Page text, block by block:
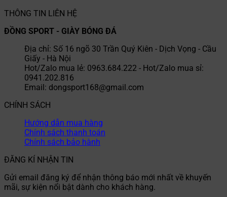
THÔNG TIN LIÊN HỆ
ĐỒNG SPORT - GIÀY BÓNG ĐÁ
Địa chỉ: Số 16 ngõ 30 Trần Quý Kiên - Dịch Vọng - Cầu
Giấy - Hà Nội
Hot/Zalo mua lẻ: 0963.684.222 - Hot/Zalo mua sỉ:
0941.202.816
Email: dongsport168@gmail.com
CHÍNH SÁCH
Hướng dẫn mua hàng
Chính sách thanh toán
Chính sách bảo hành
ĐĂNG KÍ NHẬN TIN
Gửi email đăng ký để nhận thông báo mới nhất về khuyến
mãi, sự kiện nổi bật dành cho khách hàng.